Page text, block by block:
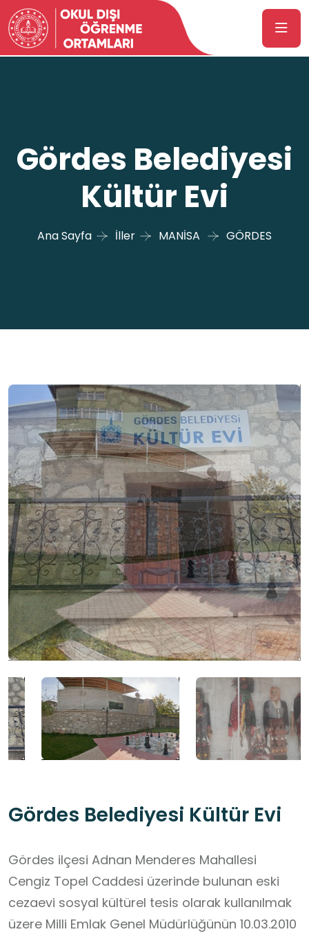
Gördes Belediyesi
Kültür Evi
Ana Sayfa İller MANİSA GÖRDES
Gördes Belediyesi Kültür Evi
Gördes ilçesi Adnan Menderes Mahallesi
Cengiz Topel Caddesi üzerinde bulunan eski
cezaevi sosyal kültürel tesis olarak kullanılmak
üzere Milli Emlak Genel Müdürlüğünün 10.03.2010